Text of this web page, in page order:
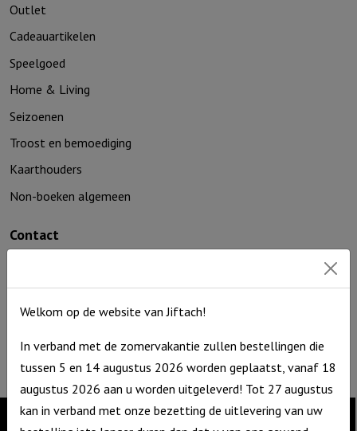
Outlet
Cadeauartikelen
Speelgoed
Home & Living
Seizoenen
Troost en bemoediging
Kaarthouders
Non-boeken algemeen
Contact
info@jiftach.nl
KVK nr: 60086041
BTW nr: NL8537.59.820.B01
Welkom op de website van Jiftach!
In verband met de zomervakantie zullen bestellingen die
tussen 5 en 14 augustus 2026 worden geplaatst, vanaf 18
augustus 2026 aan u worden uitgeleverd! Tot 27 augustus
kan in verband met onze bezetting de uitlevering van uw